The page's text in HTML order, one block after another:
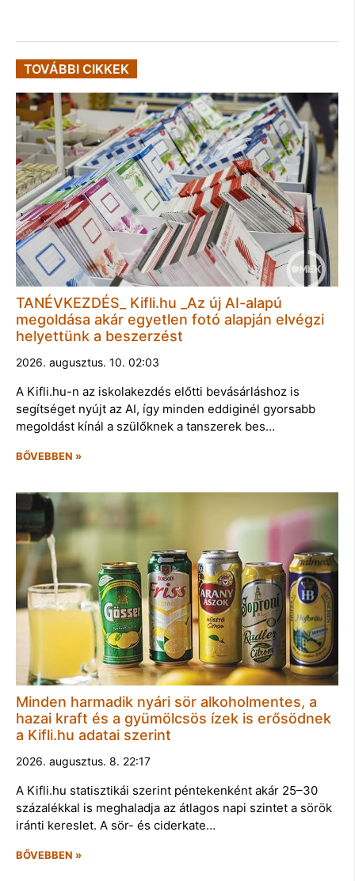
TOVÁBBI CIKKEK
TANÉVKEZDÉS_ Kifli.hu _Az új AI-alapú
megoldása akár egyetlen fotó alapján elvégzi
helyettünk a beszerzést
2026. augusztus. 10. 02:03
A Kifli.hu-n az iskolakezdés előtti bevásárláshoz is
segítséget nyújt az AI, így minden eddiginél gyorsabb
megoldást kínál a szülőknek a tanszerek bes…
BŐVEBBEN »
Minden harmadik nyári sör alkoholmentes, a
hazai kraft és a gyümölcsös ízek is erősödnek
a Kifli.hu adatai szerint
2026. augusztus. 8. 22:17
A Kifli.hu statisztikái szerint péntekenként akár 25–30
százalékkal is meghaladja az átlagos napi szintet a sörök
iránti kereslet. A sör- és ciderkate…
BŐVEBBEN »